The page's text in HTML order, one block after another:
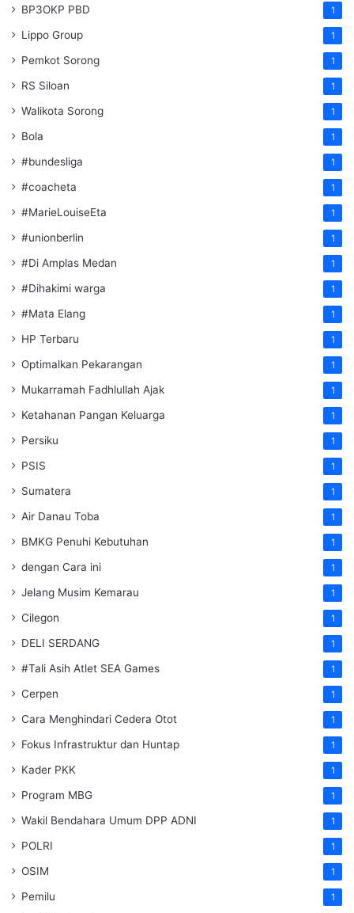
BP3OKP PBD 1
Lippo Group 1
Pemkot Sorong 1
RS Siloan 1
Walikota Sorong 1
Bola 1
#bundesliga 1
#coacheta 1
#MarieLouiseEta 1
#unionberlin 1
#Di Amplas Medan 1
#Dihakimi warga 1
#Mata Elang 1
HP Terbaru 1
Optimalkan Pekarangan 1
Mukarramah Fadhlullah Ajak 1
Ketahanan Pangan Keluarga 1
Persiku 1
PSIS 1
Sumatera 1
Air Danau Toba 1
BMKG Penuhi Kebutuhan 1
dengan Cara ini 1
Jelang Musim Kemarau 1
Cilegon 1
DELI SERDANG 1
#Tali Asih Atlet SEA Games 1
Cerpen 1
Cara Menghindari Cedera Otot 1
Fokus Infrastruktur dan Huntap 1
Kader PKK 1
Program MBG 1
Wakil Bendahara Umum DPP ADNI 1
POLRI 1
OSIM 1
Pemilu 1